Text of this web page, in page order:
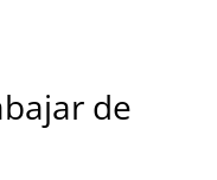
de